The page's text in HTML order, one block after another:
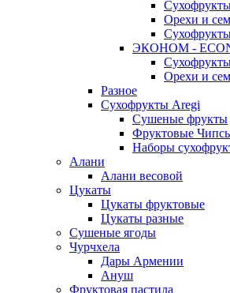
Орехи и
ЭКОНОМ -
Орехи и
Разное
Сухофрукты Aregi
Сушеные фрукты
Фруктовые
Наборы
Алани
Алани весовой
Цукаты
Цукаты фруктовые
Цукаты разные
Сушеные ягоды
Чурчхела
Дары Армении
Ануш
Фруктовая пастила